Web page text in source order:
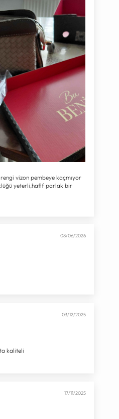
vizon pembeye kaçmıyor
yeterli,hafif parlak bir
08/06/2026
03/12/2025
kaliteli
17/11/2025